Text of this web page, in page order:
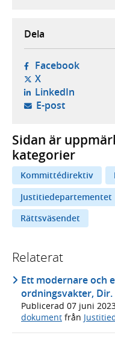
Dela
Facebook-
X- öppnas i ny
LinkedIn-
E-post- öppnar
Sidan är
kategorier
Kommittédirektiv
Justitiedepartementet
Rättsväsendet
Relaterat
Ett modernare och
ordningsvakter, Dir.
Publicerad 07 juni
dokument från